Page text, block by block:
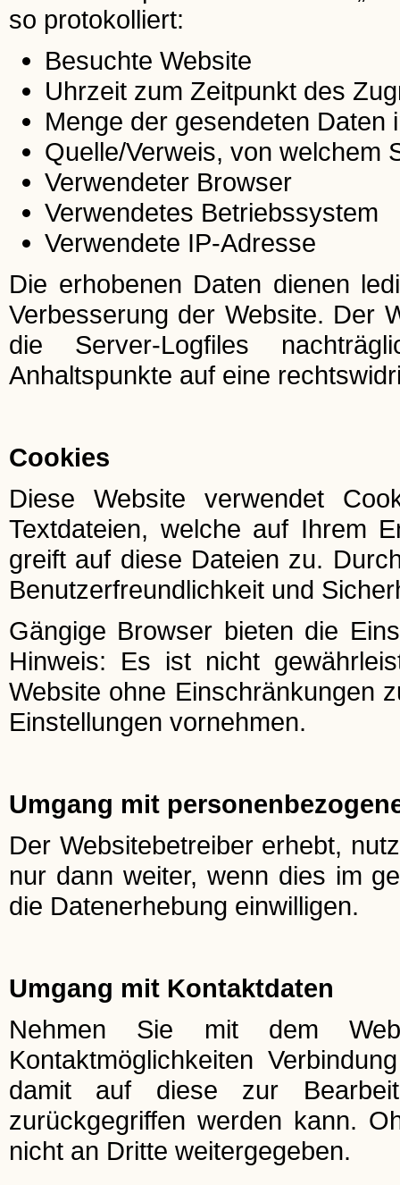
so protokolliert:
Besuchte Website
Uhrzeit zum Zeitpunkt des
Menge der gesendeten Daten
Quelle/Verweis, von welchem
Verwendeter Browser
Verwendetes Betriebssystem
Verwendete IP-Adresse
Die erhobenen Daten dienen
Verbesserung der Website. Der
die Server-Logfiles
Anhaltspunkte auf eine
Cookies
Diese Website verwendet
Textdateien, welche auf Ihrem
greift auf diese Dateien zu.
Benutzerfreundlichkeit und
Gängige Browser bieten die
Hinweis: Es ist nicht
Website ohne Einschränkungen
Einstellungen vornehmen.
Umgang mit
Der Websitebetreiber erhebt,
nur dann weiter, wenn dies im
die Datenerhebung einwilligen.
Umgang mit Kontaktdaten
Nehmen Sie mit dem
Kontaktmöglichkeiten
damit auf diese zur
zurückgegriffen werden kann.
nicht an Dritte weitergegeben.